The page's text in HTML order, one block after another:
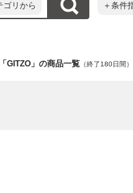
ゴリから ＋条件
「GITZO」の商品一覧 （終了180日間）